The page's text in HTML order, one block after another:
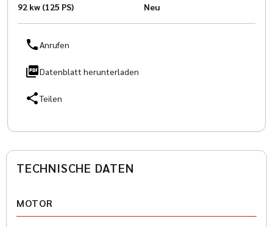
92 kw (125 PS)
Neu
Anrufen
Datenblatt herunterladen
Teilen
TECHNISCHE DATEN
MOTOR